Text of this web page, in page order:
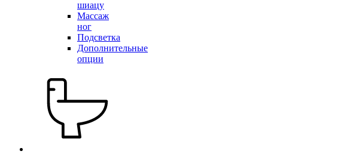
шиацу
Массаж
ног
Подсветка
Дополнительные
опции